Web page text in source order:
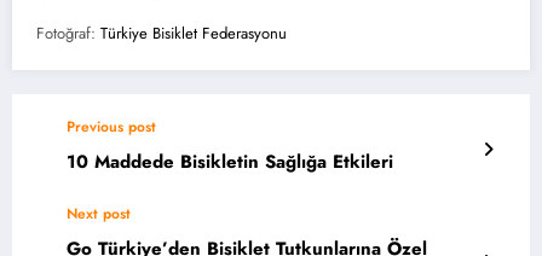
Fotoğraf: Türkiye Bisiklet Federasyonu
Previous post
10 Maddede Bisikletin Sağlığa Etkileri
Next post
Go Türkiye’den Bisiklet Tutkunlarına Özel